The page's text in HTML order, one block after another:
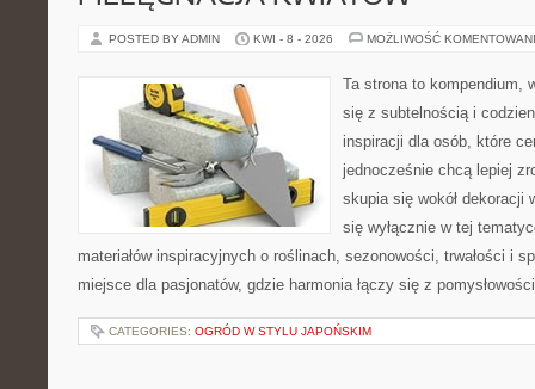
POSTED BY ADMIN KWI - 8 - 2026 MOŻLIWOŚĆ
Ta strona to kompendium,
się z subtelnością i
inspiracji dla osób, które
jednocześnie chcą lepiej
skupia się wokół dekoracji
się wyłącznie w tej
materiałów inspiracyjnych o roślinach, sezonowości, trwałości i
miejsce dla pasjonatów, gdzie harmonia łączy się z
CATEGORIES: OGRÓD W STYLU JAPOŃSKIM